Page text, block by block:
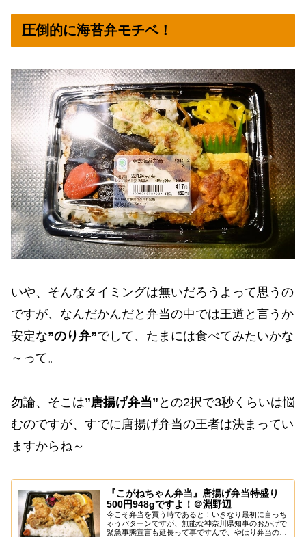
圧倒的に海苔弁モチベ！
いや、そんなタイミングは無いだろうよって思うの
ですが、なんだかんだと弁当の中では王道と言うか
安定な”のり弁”でして、たまには食べてみたいかな
～って。
勿論、そこは”唐揚げ弁当” との2択で3秒くらいは悩
むのですが、すでに唐揚げ弁当の王者は決まってい
ますからね～
『こがねちゃん弁当』唐揚げ弁当特盛り
500円948gですよ！＠淵野辺
今こそ弁当を買う時であると！いきなり最初に言っち
ゃうパターンですが、無能な神奈川県知事のおかげで
緊急事態宣言も延長って事ですんで、やはり弁当の記